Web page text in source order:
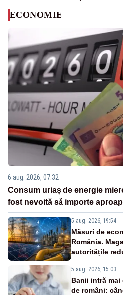
ECONOMIE
6 aug. 2026, 07:32
Consum uriaș de energie
fost nevoită să importe
5 aug. 2026, 19:54
Măsuri de
România.
autoritățile
5 aug. 2026, 15:03
Banii intră mai
de români: